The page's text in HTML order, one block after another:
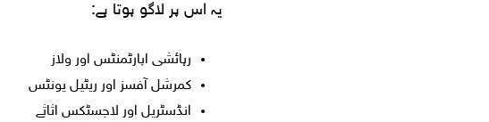
یہ اس پر لاگو ہوتا ہے:
رہائشی اپارٹمنٹس اور ولاز
کمرشل آفسز اور ریٹیل یونٹس
انڈسٹریل اور لاجسٹکس اثاثے